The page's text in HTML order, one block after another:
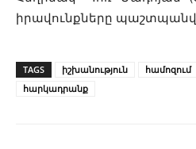
իրավունքները
TAGS իշխանություն համոզում
հարկադրանք